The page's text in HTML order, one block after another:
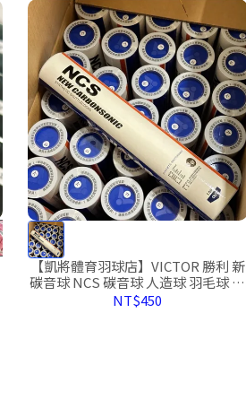
【凱將體育羽球店】VICTOR 勝利 新
碳音球 NCS 碳音球 人造球 羽毛球 人
造羽球 人工羽球
NT$450